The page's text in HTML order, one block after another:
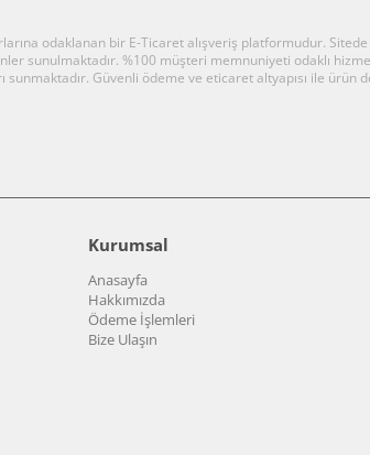
odaklanan bir E-Ticaret alışveriş platformudur.
sunulmaktadır. %100 müşteri memnuniyeti odaklı
Güvenli ödeme ve eticaret altyapısı ile ürün
Kurumsal
Anasayfa
Hakkımızda
Ödeme İşlemleri
Bize Ulaşın